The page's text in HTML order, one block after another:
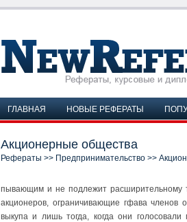
ГЛАВНАЯ НОВЫЕ РЕФЕРАТЫ
Акционерные общества
Рефераты >> Предпринимательство >>
пывающим и не подлежит расширительному
акционеров, ограничивающие гфава членов
выкупа и лишь тогда, когда они